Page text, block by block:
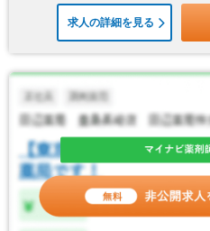
求人の詳細を見る